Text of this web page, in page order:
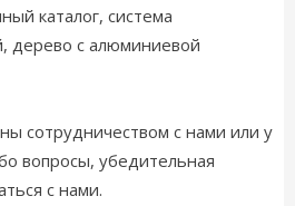
каталог, система
дерево с алюминиевой
сотрудничеством с нами или у
вопросы, убедительная
с нами.